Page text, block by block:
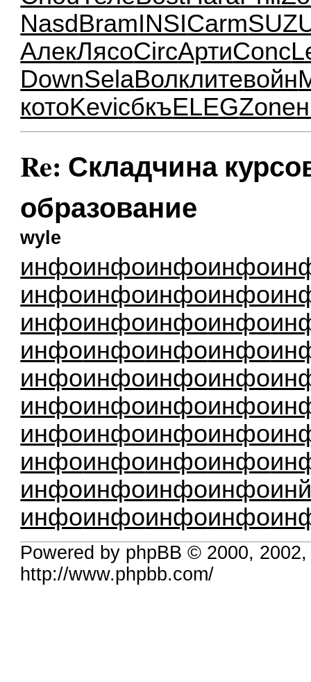
Nasd BramINSICarm
АлекЛясоCircАртиConc
DownSelaВолклитевойн
котоKeviсбкъELEGZone
Re: Складчина
образование
wyle
инфоинфоинфоинфо
инфоинфоинфоинфо
инфоинфоинфоинфо
инфоинфоинфоинфо
инфоинфоинфоинфо
инфоинфоинфоинфо
инфоинфоинфоинфо
инфоинфоинфоинфо
инфоинфоинфоинфо
инфоинфоинфоинфо
Powered by phpBB © 2000,
http://www.phpbb.com/